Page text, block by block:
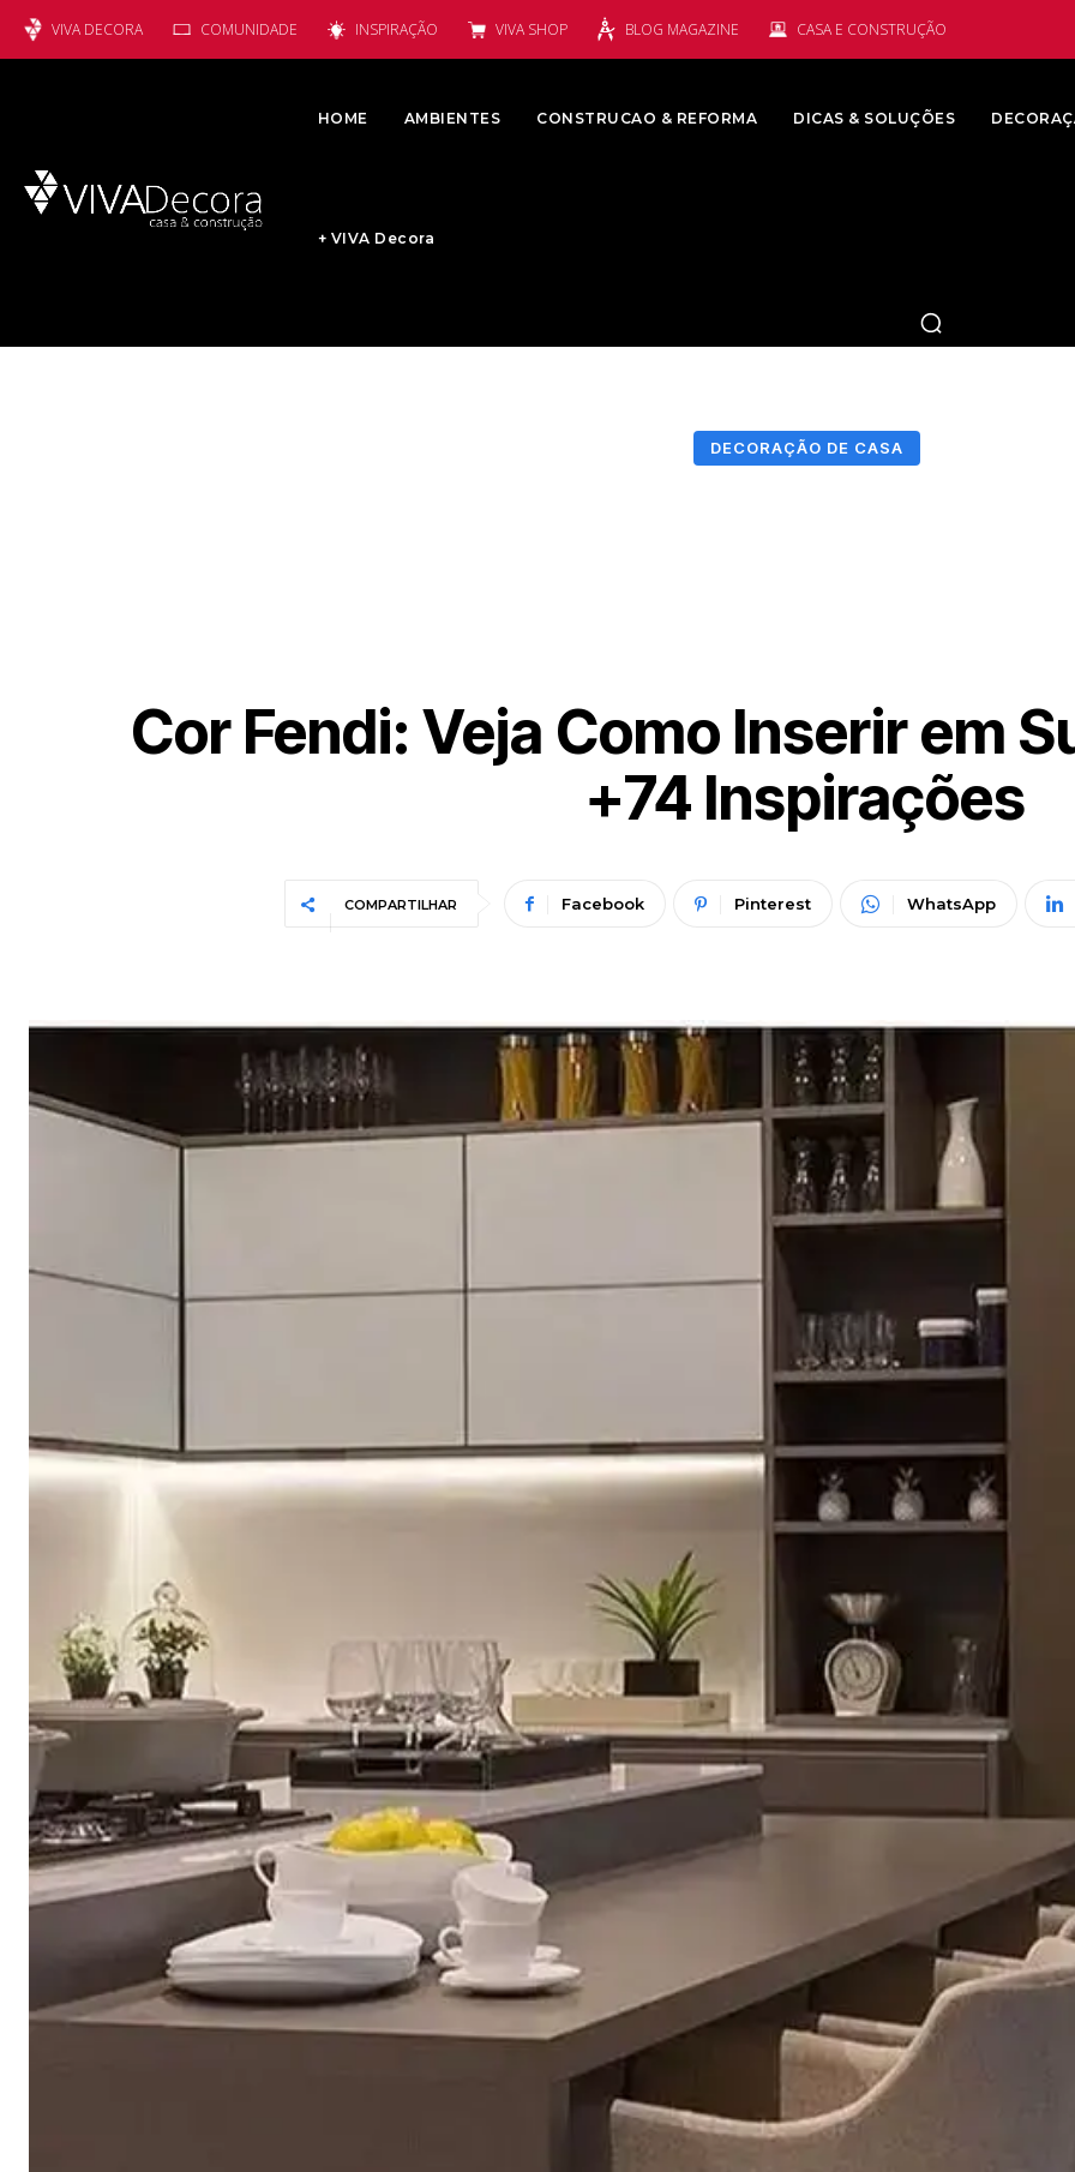
VIVA DECORA COMUNIDADE INSPIRAÇÃO VIVA SHOP BLOG MAGAZINE CASA E CONSTRUÇÃO
HOME AMBIENTES CONSTRUCAO & REFORMA DICAS & SOLUÇÕES
+ VIVA Decora
DECORAÇÃO DE CASA
Cor Fendi: Veja Como Inserir em
+74 Inspirações
COMPARTILHAR Facebook Pinterest WhatsApp